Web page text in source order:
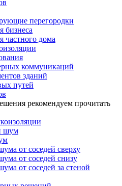
перегородки
бизнеса
частного дома
коммуникаций
зданий
путей
рекомендуем прочитать
шум
от соседей сверху
от соседей снизу
от соседей за стеной